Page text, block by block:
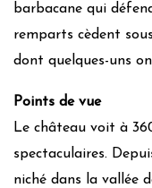
barbacane qui
remparts cèdent
dont quelques-uns
Points de vue
Le château voit à
spectaculaires.
niché dans la vallée